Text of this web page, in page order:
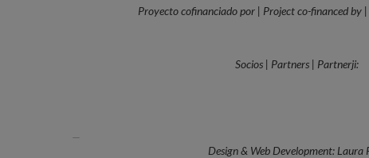
Proyecto cofinanciado por | Project co-financed by
Socios | Partners | Partnerji:
—
Design & Web Development: Laura